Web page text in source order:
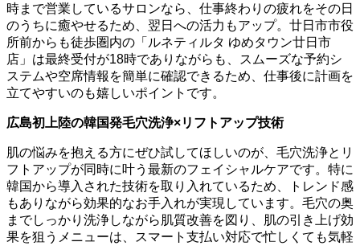
時まで営業しているサロンなら、仕事終わりの疲れをその日
のうちに癒やせるため、翌日への活力もアップ。廿日市市役
所前からも徒歩圏内の「ルネティルタ ゆめタウン廿日市
店」は最終受付が18時でありながらも、スムーズな予約シ
ステムや空席情報を簡単に確認できるため、仕事後に計画を
立てやすいのも嬉しいポイントです。
広島初上陸の韓国発毛穴洗浄×リフトアップ技術
肌の悩みを抱える方にぜひ試してほしいのが、毛穴洗浄とリ
フトアップが同時に叶う最新のフェイシャルケアです。特に
韓国から導入された技術を取り入れているため、トレンド感
もありながら効果的なお手入れが実現しています。毛穴の奥
までしっかり洗浄しながら肌質改善を図り、肌の引き上げ効
果を狙うメニューは、スマート支払い対応で忙しくても気軽